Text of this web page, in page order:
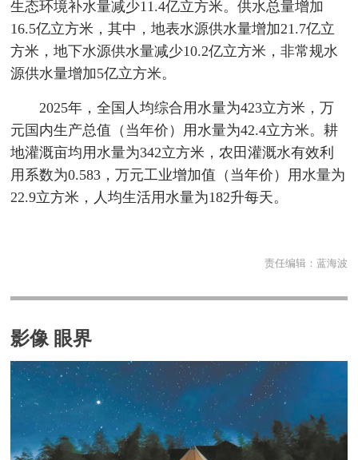
生态环境补水量减少11.4亿立方米。供水总量增加
16.5亿立方米，其中，地表水源供水量增加21.7亿立
方米，地下水源供水量减少10.2亿立方米，非常规水
源供水量增加5亿立方米。
2025年，全国人均综合用水量为423立方米，万
元国内生产总值（当年价）用水量为42.4立方米。耕
地灌溉亩均用水量为342立方米，农田灌溉水有效利
用系数为0.583，万元工业增加值（当年价）用水量为
22.9立方米，人均生活用水量为182升每天。
责任编辑： 蓝海波
影像 眼界